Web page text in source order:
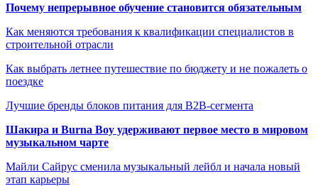
Почему непрерывное обучение становится обязательным
Как меняются требования к квалификации специалистов в
строительной отрасли
Как выбрать летнее путешествие по бюджету и не пожалеть о
поездке
Лучшие бренды блоков питания для B2B-сегмента
Шакира и Burna Boy удерживают первое место в мировом
музыкальном чарте
Майли Сайрус сменила музыкальный лейбл и начала новый
этап карьеры